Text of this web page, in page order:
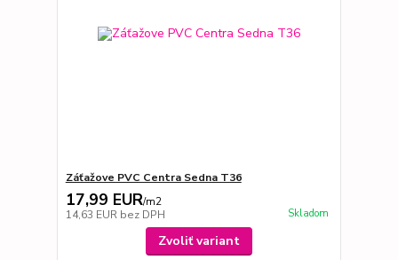
Záťažove PVC Centra Sedna T36
17,99 EUR/m2
14,63 EUR bez DPH Skladom
Zvoliť variant